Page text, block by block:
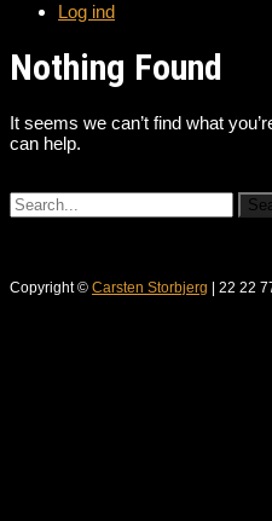
Log ind
Nothing Found
It seems we can’t find what
can help.
Copyright © Carsten Storbjerg | 22 22